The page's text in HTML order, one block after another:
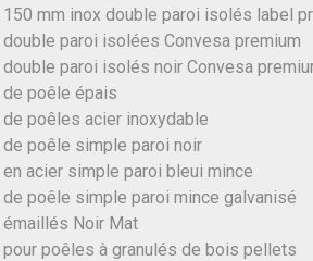
150 mm inox double paroi isolés label
double paroi isolées Convesa premium
double paroi isolés noir Convesa
de poêle épais
de poêles acier inoxydable
de poêle simple paroi noir
en acier simple paroi bleui mince
de poêle simple paroi mince galvanisé
émaillés Noir Mat
pour poêles à granulés de bois pellets